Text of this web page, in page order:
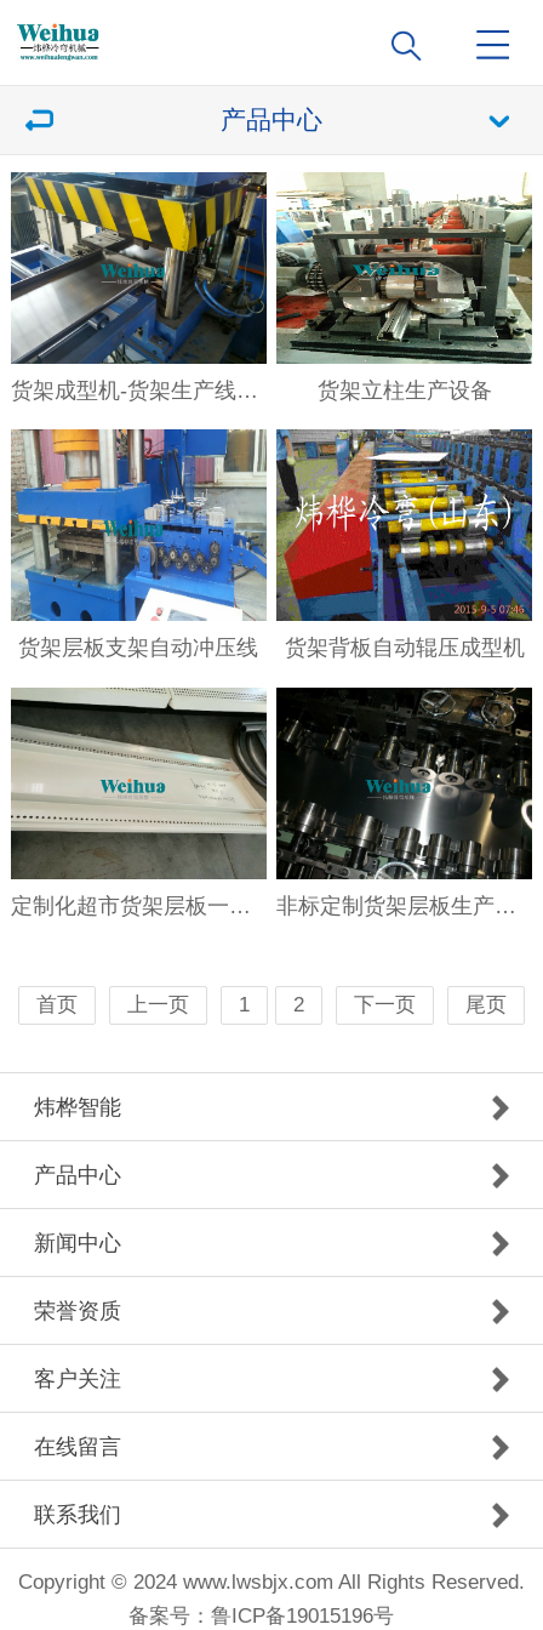
产品中心
货架成型机-货架生产线设备 货架立柱生产设备
货架层板支架自动冲压线 货架背板自动辊压成型机
定制化超市货架层板一次成型设备 非标定制货架层板生产设备
首页 上一页 1 2 下一页 尾页
炜桦智能
产品中心
新闻中心
荣誉资质
客户关注
在线留言
联系我们
Copyright © 2024 www.lwsbjx.com All Rights Reserved.
备案号： 鲁ICP备19015196号